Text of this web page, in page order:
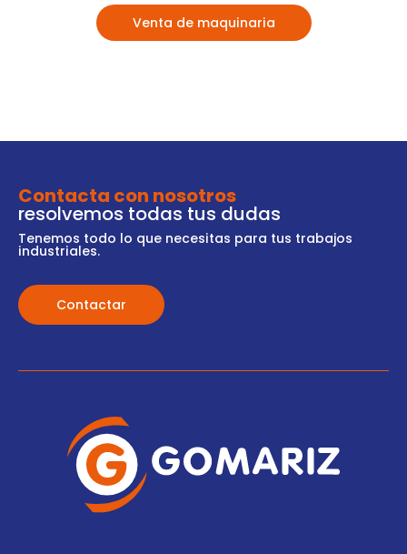
Venta de maquinaria
Contacta con nosotros
resolvemos todas tus dudas
Tenemos todo lo que necesitas para tus trabajos
industriales.
Contactar